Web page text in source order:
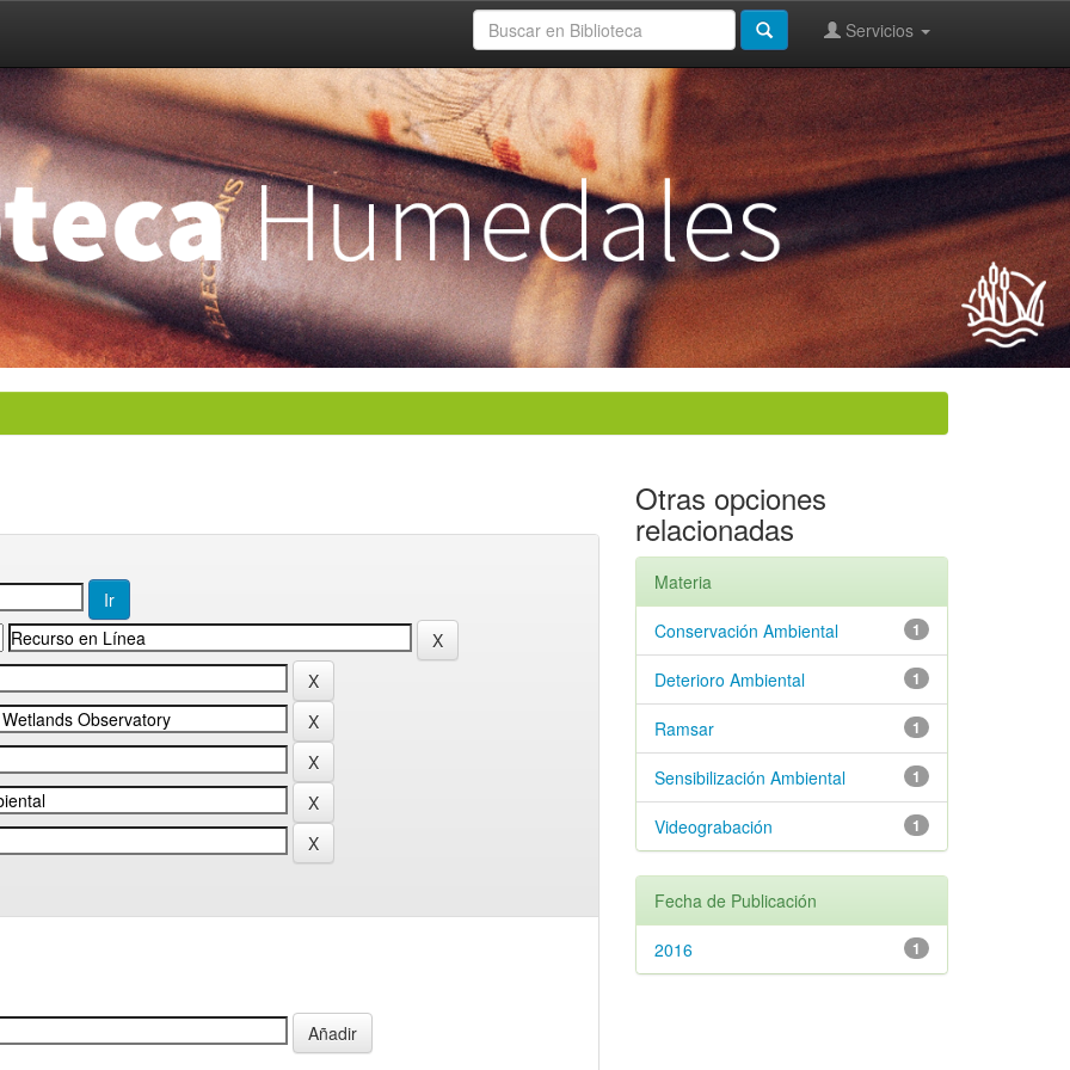
Servicios
Otras opciones
relacionadas
Materia
1
Conservación Ambiental
1
Deterioro Ambiental
1
Ramsar
1
Sensibilización Ambiental
1
Videograbación
Fecha de Publicación
1
2016